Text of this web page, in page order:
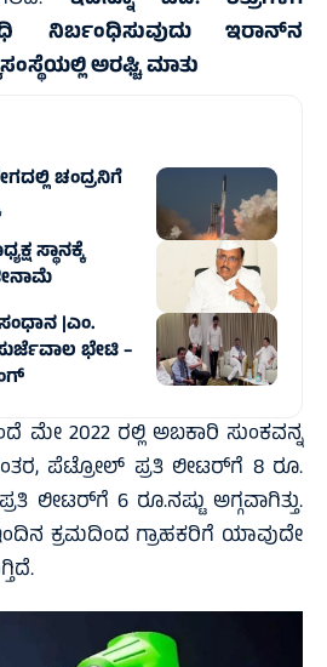
ನಿರ್ಬಂಧಿಸುವುದು ಇರಾನ್‌ನ
ಅರಘ್ಚಿ ಮಾತು
ಚಂದ್ರನಿಗೆ
ಸ್ಥಾನಕ್ಕೆ
|ಎಂ.
ಸುರ್ಜೆವಾಲ ಭೇಟಿ –
ಮೇ 2022 ರಲ್ಲಿ ಅಬಕಾರಿ ಸುಂಕವನ್ನ
ಪೆಟ್ರೋಲ್ ಪ್ರತಿ ಲೀಟರ್‌ಗೆ 8 ರೂ.
ಲೀಟರ್‌ಗೆ 6 ರೂ.ನಷ್ಟು ಅಗ್ಗವಾಗಿತ್ತು.
ಕ್ರಮದಿಂದ ಗ್ರಾಹಕರಿಗೆ ಯಾವುದೇ